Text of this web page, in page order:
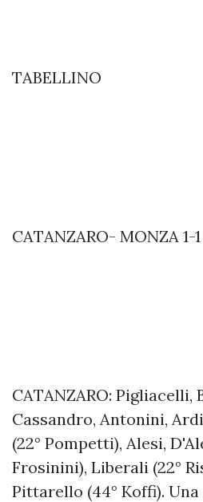
TABELLINO
CATANZARO- MONZA 1-1
CATANZARO: Pigliacelli,
Cassandro, Antonini,
(22° Pompetti), Alesi,
Frosinini), Liberali (22°
Pittarello (44° Koffi).